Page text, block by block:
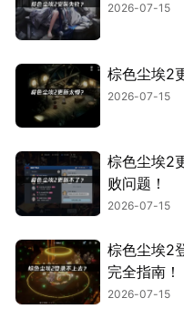
2026-07-15
棕色尘埃2
2026-07-15
棕色尘埃2
败问题！
2026-07-15
棕色尘埃2
完全指南！
2026-07-15